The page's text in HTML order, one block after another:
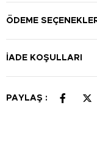
ÖDEME
İADE KOŞULLARI
PAYLAŞ :